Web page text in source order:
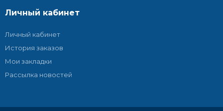
Личный кабинет
Личный кабинет
История заказов
Мои закладки
Рассылка новостей